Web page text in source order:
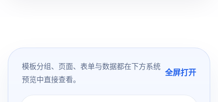
模板分组、页面、表单与数据都在下方系统
预览中直接查看。
全屏打开